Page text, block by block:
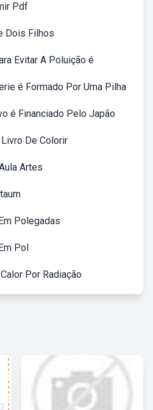
Pdf
Dois Filhos
Evitar A Poluição é
é Formado Por Uma Pilha
é Financiado Pelo Japão
De Colorir
Artes
Polegadas
Pol
Por Radiação